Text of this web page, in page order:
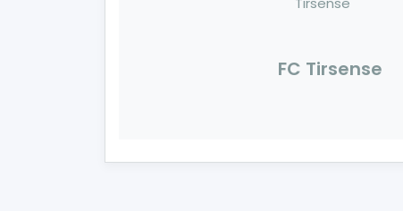
FC Tirsense